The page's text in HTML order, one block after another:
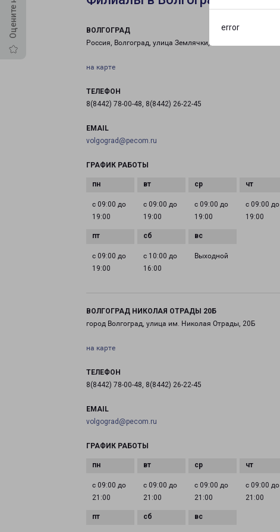
error
ВОЛГОГРАД
Россия, Волгоград, улица Землячки, 16
на карте
ТЕЛЕФОН
8(8442) 78-00-48, 8(8442) 26-22-45
EMAIL
volgograd@pecom.ru
ГРАФИК РАБОТЫ
с 09:00 до
19:00
с 09:00 до
19:00
с 09:00 до
19:00
с 09:00 до
19:00
с 09:00 до
19:00
с 10:00 до
16:00
Выходной
ВОЛГОГРАД НИКОЛАЯ ОТРАДЫ 20Б
город Волгоград, улица им. Николая Отрады, 20Б
на карте
ТЕЛЕФОН
8(8442) 78-00-48, 8(8442) 26-22-45
EMAIL
volgograd@pecom.ru
ГРАФИК РАБОТЫ
с 09:00 до
21:00
с 09:00 до
21:00
с 09:00 до
21:00
с 09:00 до
21:00